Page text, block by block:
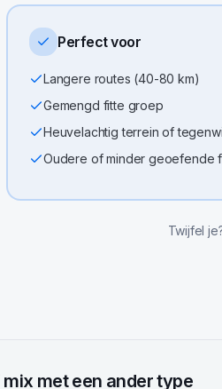
Perfect voor
Langere routes (40-80 km)
Gemengd fitte groep
Heuvelachtig terrein of
Oudere of minder geoefende
Twijfel
met een ander type